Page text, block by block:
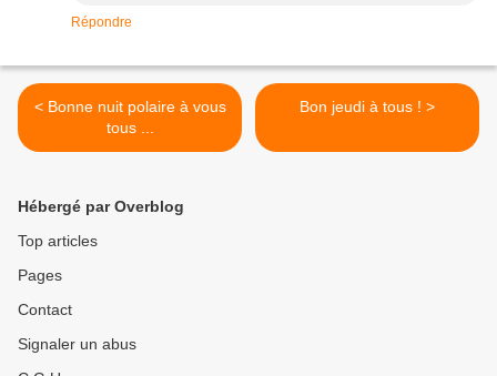
Répondre
< Bonne nuit polaire à vous
tous ...
Bon jeudi à tous ! >
Hébergé par Overblog
Top articles
Pages
Contact
Signaler un abus